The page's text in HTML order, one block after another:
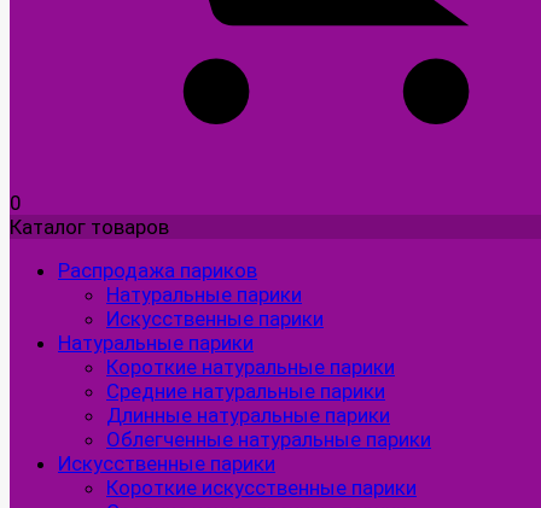
0
Каталог товаров
Распродажа париков
Натуральные парики
Искусственные парики
Натуральные парики
Короткие натуральные парики
Средние натуральные парики
Длинные натуральные парики
Облегченные натуральные парики
Искусственные парики
Короткие искусственные парики